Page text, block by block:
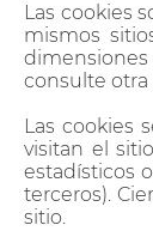
Las cookies
mismos
consulte
Las cookies
visitan el
estadísticos
terceros).
sitio.